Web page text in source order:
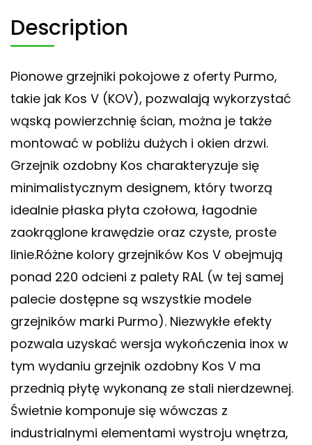
Description
Pionowe grzejniki pokojowe z oferty Purmo,
takie jak Kos V (KOV), pozwalają wykorzystać
wąską powierzchnię ścian, można je także
montować w pobliżu dużych i okien drzwi.
Grzejnik ozdobny Kos charakteryzuje się
minimalistycznym designem, który tworzą
idealnie płaska płyta czołowa, łagodnie
zaokrąglone krawędzie oraz czyste, proste
linie.Różne kolory grzejników Kos V obejmują
ponad 220 odcieni z palety RAL (w tej samej
palecie dostępne są wszystkie modele
grzejników marki Purmo). Niezwykłe efekty
pozwala uzyskać wersja wykończenia inox w
tym wydaniu grzejnik ozdobny Kos V ma
przednią płytę wykonaną ze stali nierdzewnej.
Świetnie komponuje się wówczas z
industrialnymi elementami wystroju wnętrza,